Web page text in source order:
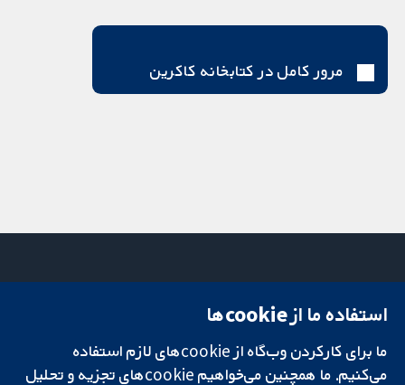
مرور کامل در کتابخانه کاکرین
تحقیقات قابل
اعتماد.
میدان کاوندیش
لندن
W1G 0AN
دفتر رسانه‌ای
درباره ما
استفاده ما از cookie‌ها
ما برای کارکردن وب‌گاه از cookie‌های لازم استفاده
می‌کنیم. ما همچنین می‌خواهیم cookie‌های تجزیه و تحلیل